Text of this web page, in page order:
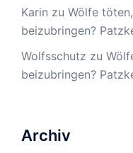
Karin zu Wölfe
beizubringen?
Wolfsschutz zu
beizubringen?
Archiv